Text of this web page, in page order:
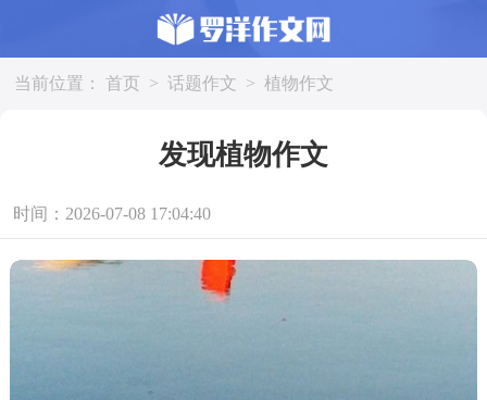
当前位置： 首页 > 话题作文 > 植物作文
发现植物作文
时间：2026-07-08 17:04:40